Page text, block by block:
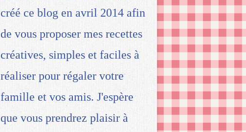
créé ce blog en avril 2014 afin
de vous proposer mes recettes
créatives, simples et faciles à
réaliser pour régaler votre
famille et vos amis. J'espère
que vous prendrez plaisir à